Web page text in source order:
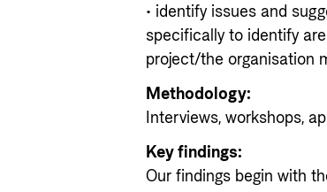
• identify issues and
specifically to identify
project/the organisation
Methodology:
Interviews, workshops,
Key findings:
Our findings begin with